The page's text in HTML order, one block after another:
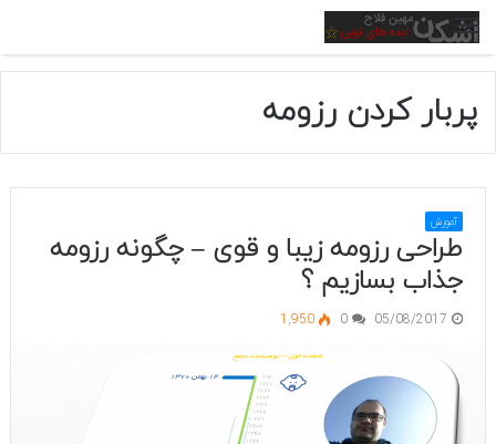
منو
پربار کردن رزومه
آموزش
طراحی رزومه زیبا و قوی – چگونه رزومه
جذاب بسازیم ؟
05/08/2017
0
1,950